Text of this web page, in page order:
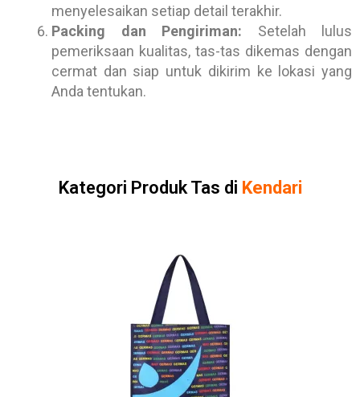
menyelesaikan setiap detail terakhir.
Packing dan Pengiriman: Setelah lulus
pemeriksaan kualitas, tas-tas dikemas dengan
cermat dan siap untuk dikirim ke lokasi yang
Anda tentukan.
Kategori Produk Tas di Kendari